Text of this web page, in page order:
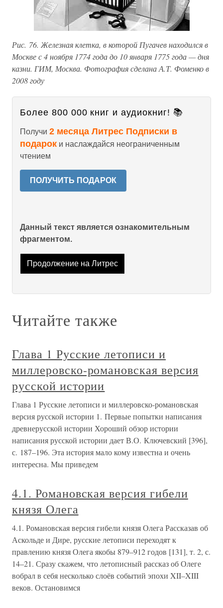
Рис. 76. Железная клетка, в которой Пугачев находился в
Москве с 4 ноября 1774 года до 10 января 1775 года — дня
казни. ГИМ, Москва. Фотография сделана А.Т. Фоменко в
2008 году
Более 800 000 книг и аудиокниг! 📚
Получи 2 месяца Литрес Подписки в
подарок и наслаждайся неограниченным
чтением
ПОЛУЧИТЬ ПОДАРОК
Данный текст является ознакомительным
фрагментом.
Продолжение на Литрес
Читайте также
Глава 1 Русские летописи и
миллеровско-романовская версия
русской истории
Глава 1 Русские летописи и миллеровско-романовская
версия русской истории 1. Первые попытки написания
древнерусской истории Хороший обзор истории
написания русской истории дает В.О. Ключевский [396],
с. 187–196. Эта история мало кому известна и очень
интересна. Мы приведем
4.1. Романовская версия гибели
князя Олега
4.1. Романовская версия гибели князя Олега Рассказав об
Аскольде и Дире, русские летописи переходят к
правлению князя Олега якобы 879–912 годов [131], т. 2, с.
14–21. Сразу скажем, что летописный рассказ об Олеге
вобрал в себя несколько слоёв событий эпохи XII–XIII
веков. Остановимся